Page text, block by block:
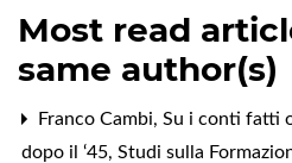
Most read
same author(s)
Franco Cambi, Su i conti fatti
dopo il ‘45, Studi sulla